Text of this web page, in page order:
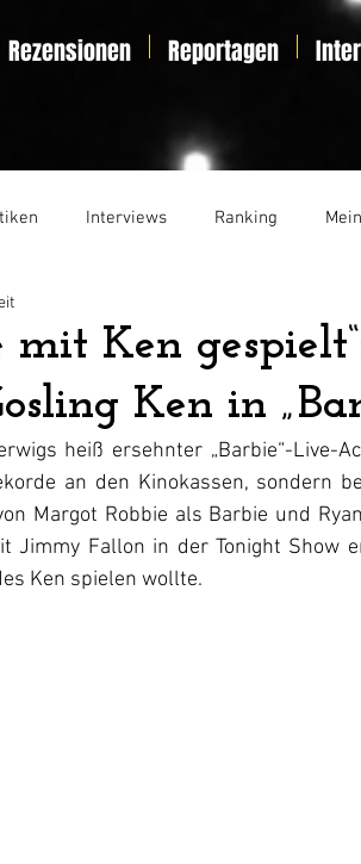
Rezensionen Reportagen
Interviews Ranking
mit Ken
Ken in
heiß ersehnter „Barbie“-Live-
an den Kinokassen, sondern
Margot Robbie als Barbie und
Jimmy Fallon in der Tonight Show
Ken spielen wollte.